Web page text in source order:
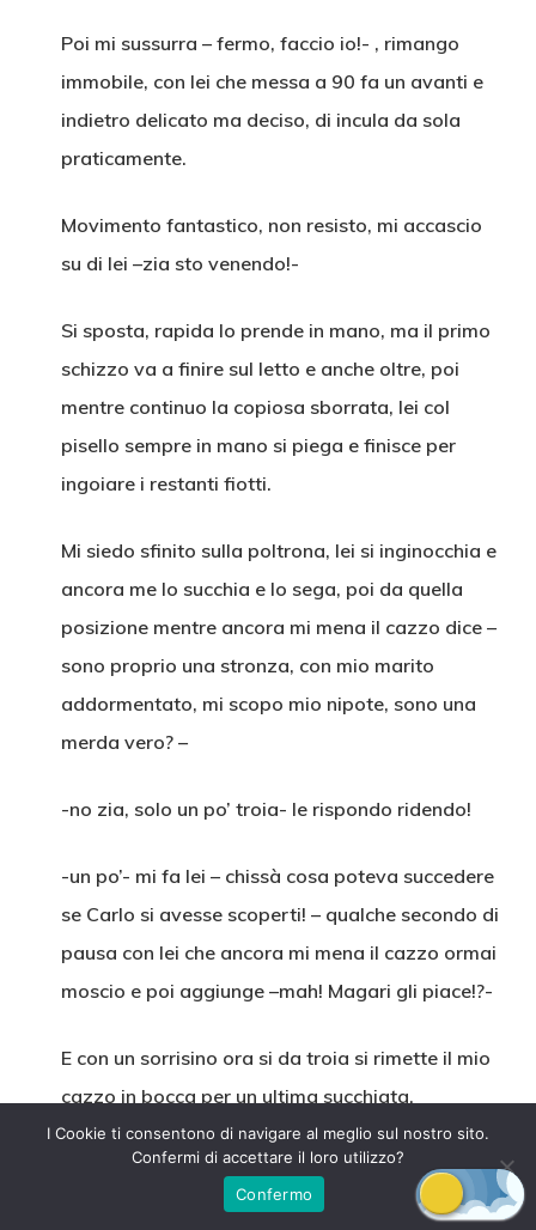
Poi mi sussurra – fermo, faccio io!- , rimango
immobile, con lei che messa a 90 fa un avanti e
indietro delicato ma deciso, di incula da sola
praticamente.
Movimento fantastico, non resisto, mi accascio
su di lei –zia sto venendo!-
Si sposta, rapida lo prende in mano, ma il primo
schizzo va a finire sul letto e anche oltre, poi
mentre continuo la copiosa sborrata, lei col
pisello sempre in mano si piega e finisce per
ingoiare i restanti fiotti.
Mi siedo sfinito sulla poltrona, lei si inginocchia e
ancora me lo succhia e lo sega, poi da quella
posizione mentre ancora mi mena il cazzo dice –
sono proprio una stronza, con mio marito
addormentato, mi scopo mio nipote, sono una
merda vero? –
-no zia, solo un po’ troia- le rispondo ridendo!
-un po’- mi fa lei – chissà cosa poteva succedere
se Carlo si avesse scoperti! – qualche secondo di
pausa con lei che ancora mi mena il cazzo ormai
moscio e poi aggiunge –mah! Magari gli piace!?-
E con un sorrisino ora si da troia si rimette il mio
cazzo in bocca per un ultima succhiata.
I Cookie ti consentono di navigare al meglio sul nostro sito.
Confermi di accettare il loro utilizzo?
Confermo